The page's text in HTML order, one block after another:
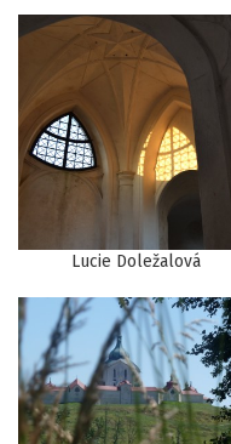
Lucie Doležalová